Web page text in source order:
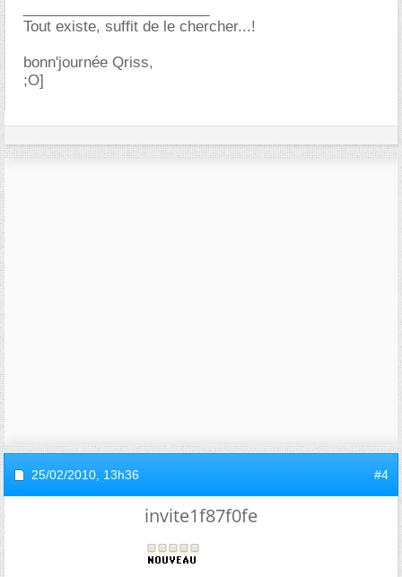
Tout existe, suffit de le chercher...!
bonn'journée Qriss,
;O]
25/02/2010, 13h36 #4
invite1f87f0fe